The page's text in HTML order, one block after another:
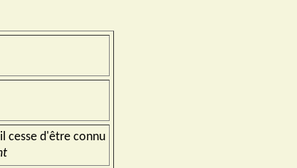
cesse d'être connu